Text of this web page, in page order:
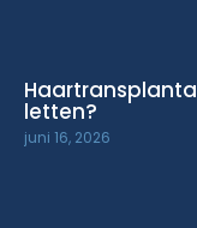
letten?
juni 16, 2026